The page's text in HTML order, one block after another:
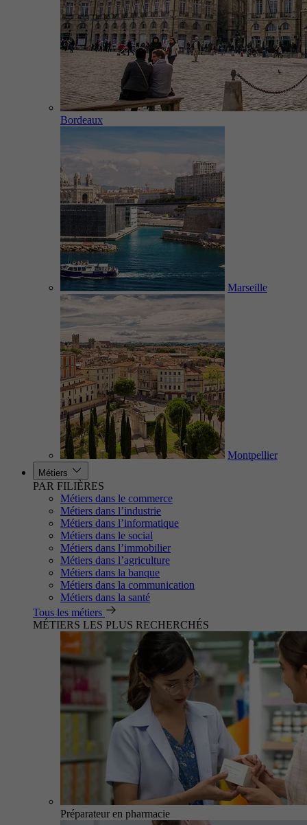
Bordeaux
Marseille
Montpellier
Métiers
PAR FILIÈRES
Métiers dans le commerce
Métiers dans l’industrie
Métiers dans l’informatique
Métiers dans le social
Métiers dans l’immobilier
Métiers dans l’agriculture
Métiers dans la banque
Métiers dans la communication
Métiers dans la santé
Tous les métiers
MÉTIERS LES PLUS RECHERCHÉS
Préparateur en pharmacie